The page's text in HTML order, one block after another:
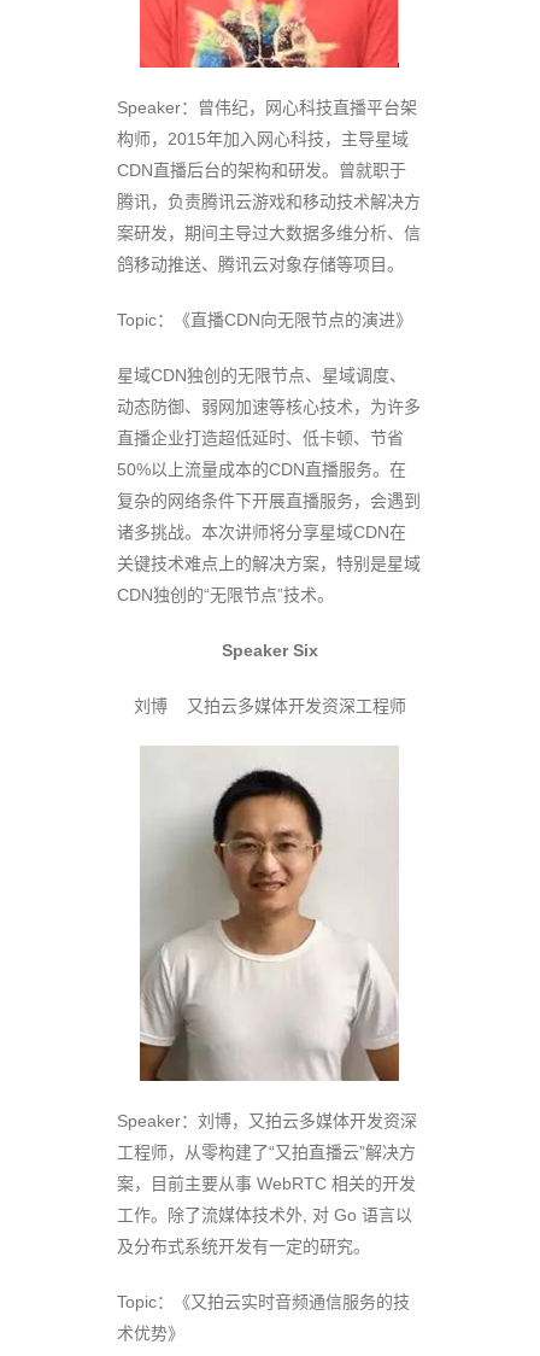
Speaker：曾伟纪，网心科技直播平台架
构师，2015年加入网心科技，主导星域
CDN直播后台的架构和研发。曾就职于
腾讯，负责腾讯云游戏和移动技术解决方
案研发，期间主导过大数据多维分析、信
鸽移动推送、腾讯云对象存储等项目。
Topic：《直播CDN向无限节点的演进》
星域CDN独创的无限节点、星域调度、
动态防御、弱网加速等核心技术，为许多
直播企业打造超低延时、低卡顿、节省
50%以上流量成本的CDN直播服务。在
复杂的网络条件下开展直播服务，会遇到
诸多挑战。本次讲师将分享星域CDN在
关键技术难点上的解决方案，特别是星域
CDN独创的“无限节点”技术。
Speaker Six
刘博 又拍云多媒体开发资深工程师
Speaker：刘博，又拍云多媒体开发资深
工程师，从零构建了“又拍直播云”解决方
案，目前主要从事 WebRTC 相关的开发
工作。除了流媒体技术外, 对 Go 语言以
及分布式系统开发有一定的研究。
Topic：《又拍云实时音频通信服务的技
术优势》